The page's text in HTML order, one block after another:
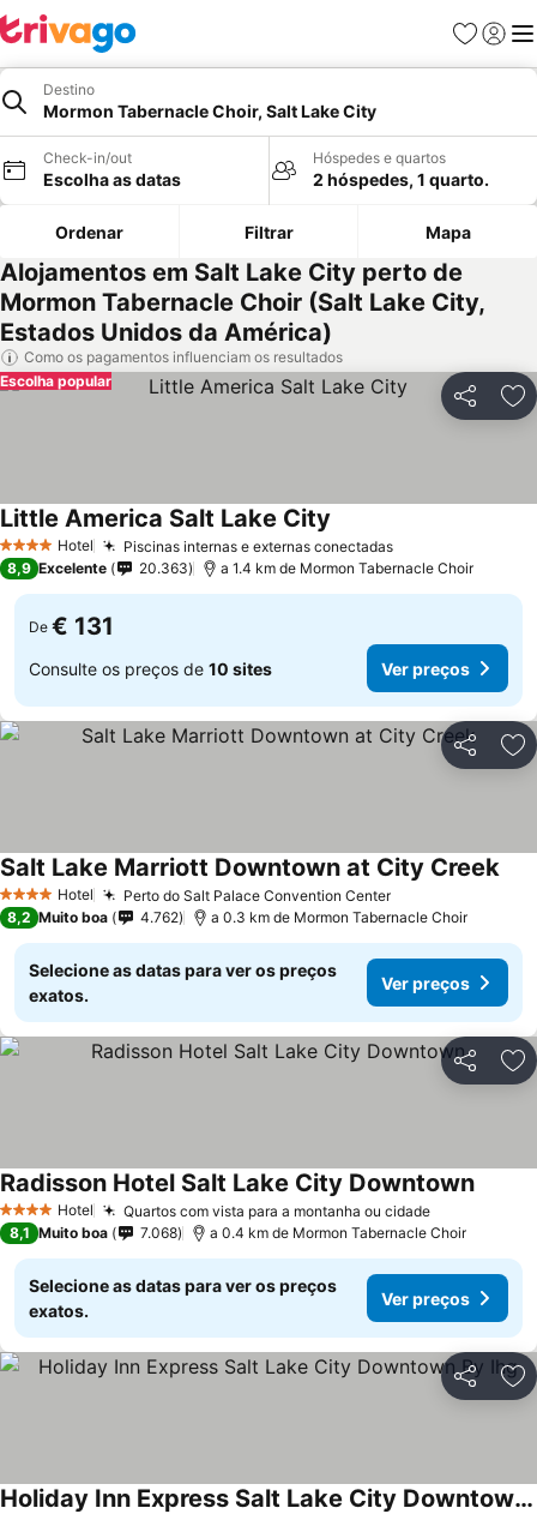
Favoritos
Iniciar
Destino
Mormon Tabernacle Choir, Salt Lake City
Check-in/out
Escolha as datas
Hóspedes e quartos
2 hóspedes, 1 quarto.
Ordenar Filtrar Mapa
Alojamentos em Salt Lake City perto de
Mormon Tabernacle Choir (Salt Lake City,
Estados Unidos da América)
Como os pagamentos influenciam os resultados
Partilhar
Escolha popular
4 EstrelasHotel Piscinas internas e externas conectadas
Little America Salt Lake City
8,9 Excelente 20.363 a 1.4 km de Mormon Tabernacle Choir
De € 131
Consulte os preços de 10 sites Ver preços
Partilhar
4 EstrelasHotel Perto do Salt Palace Convention Center
Salt Lake Marriott Downtown at City Creek
8,2 Muito boa 4.762 a 0.3 km de Mormon Tabernacle Choir
Selecione as datas para ver os preços
exatos.
Ver preços
Partilhar
4 EstrelasHotel Quartos com vista para a montanha ou cidade
Radisson Hotel Salt Lake City Downtown
8,1 Muito boa 7.068 a 0.4 km de Mormon Tabernacle Choir
Selecione as datas para ver os preços
exatos.
Ver preços
Partilhar
Holiday Inn Express Salt Lake City Downtown By Ihg